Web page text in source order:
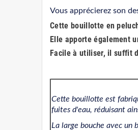
Vous apprécierez son
Cette bouillotte en
Elle apporte également
Facile à utiliser, il suffit
Cette bouillotte est
fuites d'eau, réduisant
La large bouche avec un